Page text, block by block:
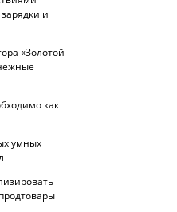
и
«Золотой
как
умных